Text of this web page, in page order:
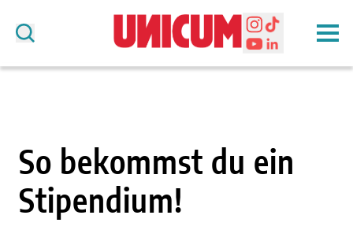
So bekommst du ein
Stipendium!